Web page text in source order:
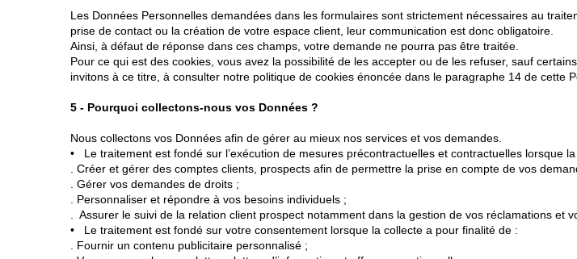
Les Données Personnelles demandées dans les formulaires sont strictement nécessaires au
prise de contact ou la création de votre espace client, leur communication est donc obligatoire.
Ainsi, à défaut de réponse dans ces champs, votre demande ne pourra pas être traitée.
Pour ce qui est des cookies, vous avez la possibilité de les accepter ou de les refuser, sauf
invitons à ce titre, à consulter notre politique de cookies énoncée dans le paragraphe 14 de cette
5 - Pourquoi collectons-nous vos Données ?
Nous collectons vos Données afin de gérer au mieux nos services et vos demandes.
• Le traitement est fondé sur l’exécution de mesures précontractuelles et contractuelles lorsque
. Créer et gérer des comptes clients, prospects afin de permettre la prise en compte de vos
. Gérer vos demandes de droits ;
. Personnaliser et répondre à vos besoins individuels ;
. Assurer le suivi de la relation client prospect notamment dans la gestion de vos réclamations et
• Le traitement est fondé sur votre consentement lorsque la collecte a pour finalité de :
. Fournir un contenu publicitaire personnalisé ;